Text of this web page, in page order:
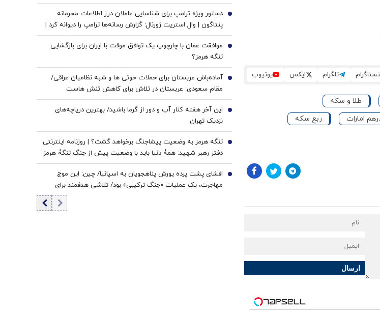
تلگرام ایکس یوتیوب
طلا و سکه
امارات
ربع سکه
ارسال
دستور ویژه ترامپ برای شناسایی عاملان درز اطلاعات محرمانه
پنتاگون | وال استریت ژورنال: گزارش رسانه‌ها ترامپ را دیوانه کرد |
ایران جسورتر می شود اگر...
5
موافقت عمان با چارچوپ یک توافق موقت با ایران برای بازگشایی
تنگه هرمز؟
6
آماده‌باش عربستان برای حملات حوثی ها و شبه نظامیان عراقی/
مقام سعودی: عربستان در تلاش برای کاهش تنش هاست
7
این آخر هفته کنار آب و دور از گرما باشید/ بهترین دریاچه‌های
نزدیک تهران
8
تنگه هرمز به وضعیت پیشاجنگ برخواهد گشت؟ | روزنامه اینترنتی
دفتر رهبر شهید: همۀ دنیا باید با وضعیت پیش از جنگِ تنگۀ هرمز
خداحافظی کنند
9
افشای پشت پرده یورش پناهجویان به اسپانیا/ چین: این موج
مهاجرت، یک عملیات «جنگ ترکیبی» بود/ تلاشی هدفمند برای
10